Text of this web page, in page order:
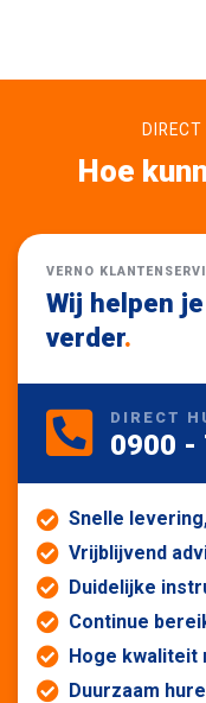
Hoe
VERNO
Wij helpen
verder.
DIRECT
0900 -
Snelle
Vrijblijvend
Duidelijke
Continue
Hoge kwaliteit
Duurzaam